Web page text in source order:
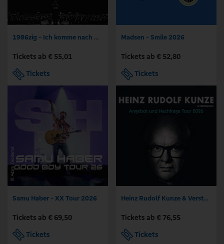
1986zig - Ich komme nach Hause Tour
Tickets ab € 55,01
Tickets
Madsen - Smile 2026
Tickets ab € 52,80
Tickets
Samu Haber - XX Tour 2026
Tickets ab € 69,50
Tickets
Heinz Rudolf Kunze & Verstärkung - Angebot und Nachfrage Tour
Tickets ab € 76,55
Tickets